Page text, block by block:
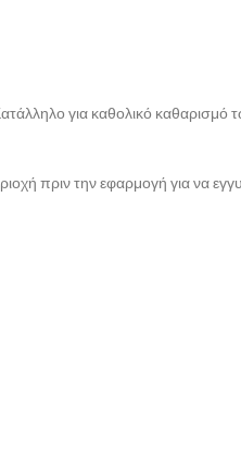
για καθολικό
πριν την εφαρμογή για να